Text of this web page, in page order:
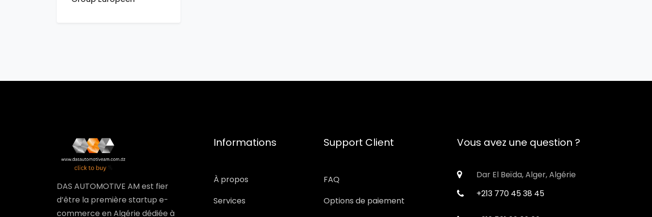
DAS AUTOMOTIVE AM est fier
d’être la première startup e-
commerce en Algérie dédiée à
Informations
À propos
Services
Support Client
FAQ
Options de paiement
Vous avez une question ?
Dar El Beïda, Alger, Algérie
+213 770 45 38 45